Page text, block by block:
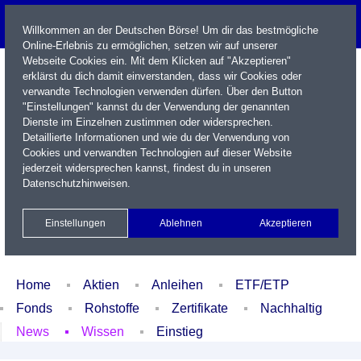
Name / WKN / ISIN / Kürzel
Xetra Realtime
Watchlist Portfolio Login
Home Aktien Anleihen
ETF/ETP
Fonds
Rohstoffe Zertifikate
Nachhaltig
News
Wissen Einstieg
Willkommen an der Deutschen Börse! Um dir das bestmögliche
Online-Erlebnis zu ermöglichen, setzen wir auf unserer
Webseite Cookies ein. Mit dem Klicken auf "Akzeptieren"
erklärst du dich damit einverstanden, dass wir Cookies oder
verwandte Technologien verwenden dürfen. Über den Button
"Einstellungen" kannst du der Verwendung der genannten
Dienste im Einzelnen zustimmen oder widersprechen.
Detaillierte Informationen und wie du der Verwendung von
Cookies und verwandten Technologien auf dieser Website
jederzeit widersprechen kannst, findest du in unseren
Datenschutzhinweisen.
Einstellungen Ablehnen Akzeptieren